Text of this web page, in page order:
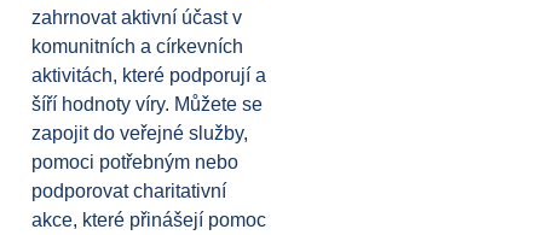
zahrnovat aktivní účast v
komunitních a církevních
aktivitách, které podporují a
šíří hodnoty víry. Můžete se
zapojit do veřejné služby,
pomoci potřebným nebo
podporovat charitativní
akce, které přinášejí pomoc